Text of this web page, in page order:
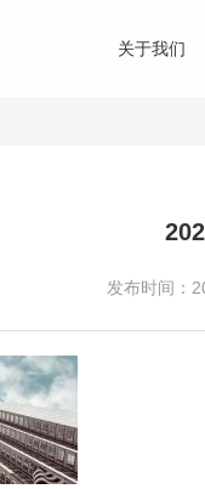
关于我们
发布时间：